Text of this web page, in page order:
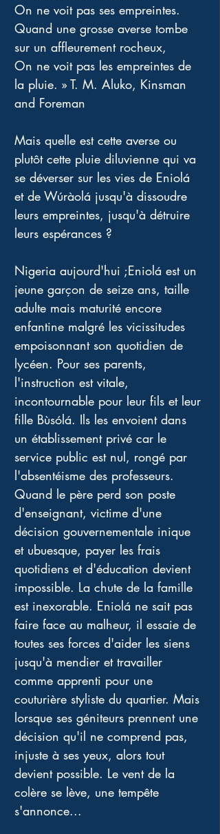
On ne voit pas ses empreintes.
Quand une grosse averse tombe
sur un affleurement rocheux,
On ne voit pas les empreintes de
la pluie. » T. M. Aluko, Kinsman
and Foreman
Mais quelle est cette averse ou
plutôt cette pluie diluvienne qui va
se déverser sur les vies de Eniolá
et de Wúràolá jusqu'à dissoudre
leurs empreintes, jusqu'à détruire
leurs espérances ?
Nigeria aujourd'hui ;Eniolá est un
jeune garçon de seize ans, taille
adulte mais maturité encore
enfantine malgré les vicissitudes
empoisonnant son quotidien de
lycéen. Pour ses parents,
l'instruction est vitale,
incontournable pour leur fils et leur
fille Bùsólá. Ils les envoient dans
un établissement privé car le
service public est nul, rongé par
l'absentéisme des professeurs.
Quand le père perd son poste
d'enseignant, victime d'une
décision gouvernementale inique
et ubuesque, payer les frais
quotidiens et d'éducation devient
impossible. La chute de la famille
est inexorable. Eniolá ne sait pas
faire face au malheur, il essaie de
toutes ses forces d'aider les siens
jusqu'à mendier et travailler
comme apprenti pour une
couturière styliste du quartier. Mais
lorsque ses géniteurs prennent une
décision qu'il ne comprend pas,
injuste à ses yeux, alors tout
devient possible. Le vent de la
colère se lève, une tempête
s'annonce...